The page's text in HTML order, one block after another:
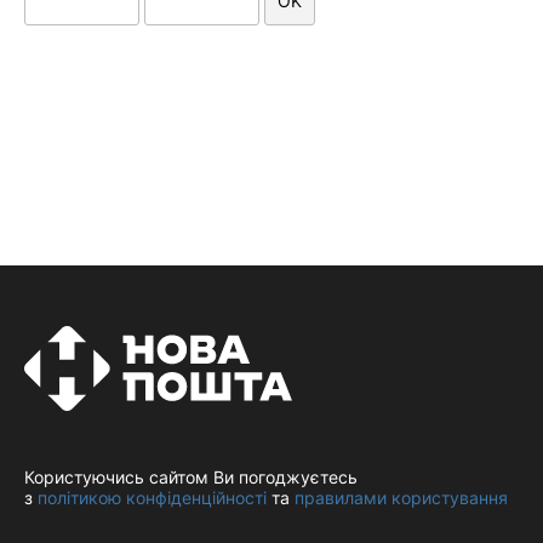
Користуючись сайтом Ви погоджуєтесь
з політикою конфіденційності та правилами користування